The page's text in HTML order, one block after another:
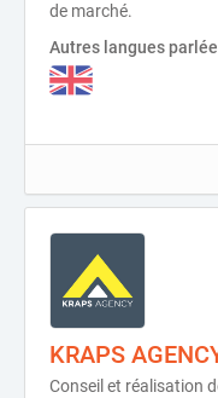
de marché.
Autres langues
KRAPS
Conseil et réalisation